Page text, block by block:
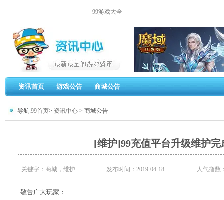
99游戏大全
资讯首页 游戏公告 商城公告
导航:99首页> 资讯中心 > 商城公告
[维护]99充值平台升级维护完
关键字：商城，维护 发布时间：2019-04-18 人气指数
敬告广大玩家：